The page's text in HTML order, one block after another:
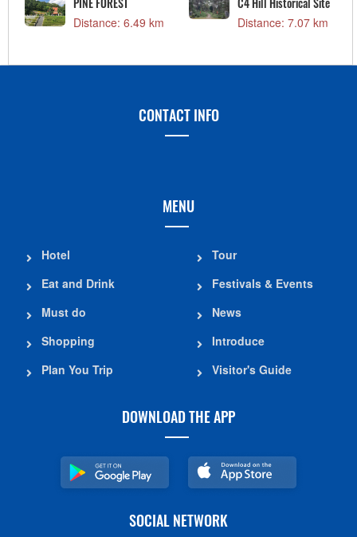
Distance: 6.49 km Distance: 7.07 km
CONTACT INFO
MENU
Hotel
Eat and Drink
Must do
Shopping
Plan You Trip
Tour
Festivals & Events
News
Introduce
Visitor's Guide
DOWNLOAD THE APP
SOCIAL NETWORK